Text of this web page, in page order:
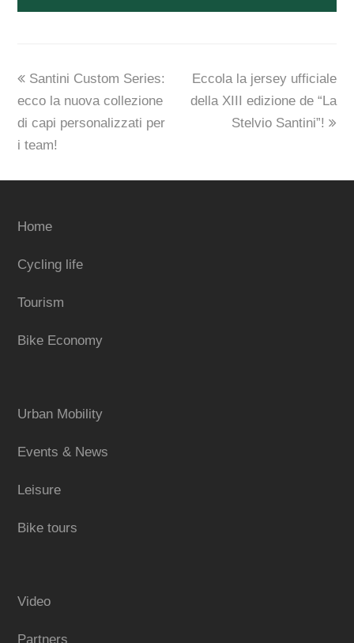
previous
post:
Santini Custom Series:
ecco la nuova collezione
di capi personalizzati per
i team!
next
post:
Eccola la jersey ufficiale
della XIII edizione de “La
Stelvio Santini”!
Home
Cycling life
Tourism
Bike Economy
Urban Mobility
Events & News
Leisure
Bike tours
Video
Partners